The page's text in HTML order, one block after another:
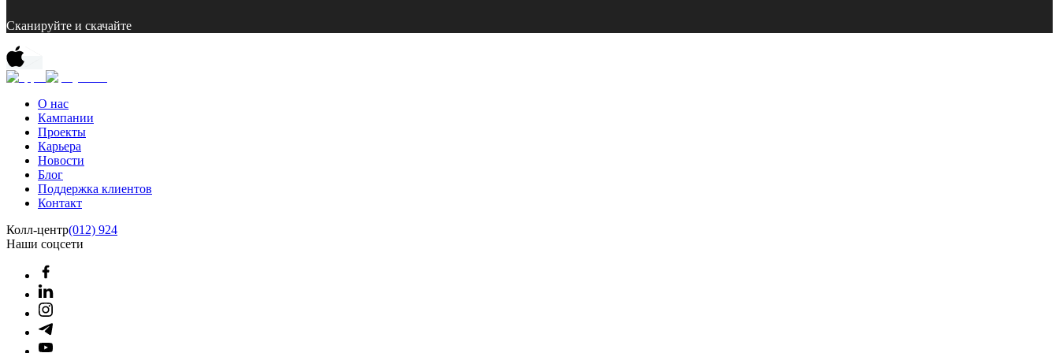
Сканируйте и скачайте
О нас
Кампании
Проекты
Карьера
Новости
Блог
Поддержка клиентов
Контакт
Колл-центр(012) 924
Наши соцсети